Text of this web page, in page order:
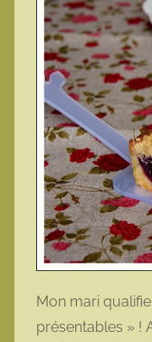
Mon mari
présentables » !